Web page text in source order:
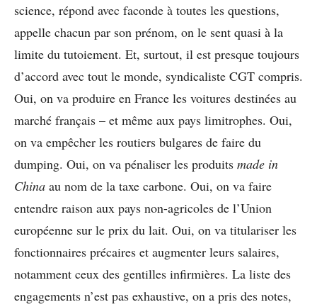
science, répond avec faconde à toutes les questions,
appelle chacun par son prénom, on le sent quasi à la
limite du tutoiement. Et, surtout, il est presque toujours
d’accord avec tout le monde, syndicaliste CGT compris.
Oui, on va produire en France les voitures destinées au
marché français – et même aux pays limitrophes. Oui,
on va empêcher les routiers bulgares de faire du
dumping. Oui, on va pénaliser les produits made in
China au nom de la taxe carbone. Oui, on va faire
entendre raison aux pays non-agricoles de l’Union
européenne sur le prix du lait. Oui, on va titulariser les
fonctionnaires précaires et augmenter leurs salaires,
notamment ceux des gentilles infirmières. La liste des
engagements n’est pas exhaustive, on a pris des notes,